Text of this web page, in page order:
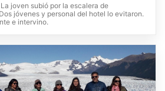
joven subió por la escalera de
jóvenes y personal del hotel lo evitaron.
e intervino.